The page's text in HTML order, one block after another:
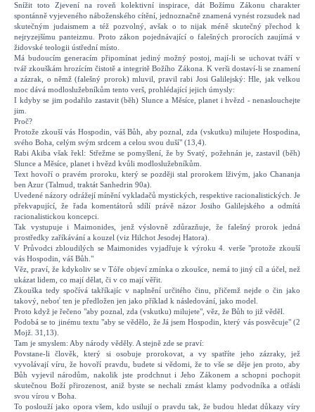
Snížit toto Zjevení na roveň kolektivní inspirace, dát Božímu Zákonu charakter
spontánně vyjeveného náboženského cítění, jednoznačně znamená vynést rozsudek nad
skutečným judaismem a též pozvolný, avšak o to nijak méně skutečný přechod k
nejryzejšímu panteizmu. Proto zákon pojednávající o falešných prorocích zaujímá v
židovské teologii ústřední místo.
Má budoucím generacím připomínat jediný možný postoj, mají-li se uchovat tváří v
tvář zkouškám hrozícím čistotě a integritě Božího Zákona. K verši dostaví-li se znamení
a zázrak, o němž (falešný prorok) mluvil, pravil rabi Josi Galilejský: Hle, jak velkou
moc dává modloslužebníkům tento verš, prohlédající jejich úmysly:
I kdyby se jim podařilo zastavit (běh) Slunce a Měsíce, planet i hvězd - nenaslouchejte
jim.
Proč?
Protože zkouší vás Hospodin, váš Bůh, aby poznal, zda (vskutku) milujete Hospodina,
svého Boha, celým svým srdcem a celou svou duší" (13,4).
Rabi Akiba však řekl: Střežme se pomyšlení, že by Svatý, požehnán je, zastavil (běh)
Slunce a Měsíce, planet i hvězd kvůli modloslužebníkům.
Text hovoří o pravém proroku, který se později stal prorokem lživým, jako Chananja
ben Azur (Talmud, traktát Sanhedrin 90a).
Uvedené názory odrážejí mínění vykladačů mystických, respektive racionalistických. Je
překvapující, že řada komentátorů sdílí právě názor Josiho Galilejského a odmítá
racionalistickou koncepci.
Tak vystupuje i Maimonides, jenž výslovně zdůrazňuje, že falešný prorok jedná
prostředky zaříkávání a kouzel (viz Hilchot Jesodej Hatora).
V Průvodci zbloudilých se Maimonides vyjadřuje k výroku 4. verše "protože zkouší
vás Hospodin, váš Bůh."
Věz, praví, že kdykoliv se v Tóře objeví zmínka o zkoušce, nemá to jiný cíl a účel, než
ukázat lidem, co mají dělat, či v co mají věřit.
Zkouška tedy spočívá takříkajíc v naplnění určitého činu, přičemž nejde o čin jako
takový, neboť ten je předložen jen jako příklad k následování, jako model.
Proto když je řečeno "aby poznal, zda (vskutku) milujete", věz, že Bůh to již věděl.
Podobá se to jinému textu "aby se vědělo, že Já jsem Hospodin, který vás posvěcuje" (2
Mojž. 31,13).
Tam je smyslem: Aby národy věděly. A stejně zde se praví:
Povstane-li člověk, který si osobuje prorokovat, a vy spatříte jeho zázraky, jež
vyvolávají víru, že hovoří pravdu, budete si vědomi, že to vše se děje jen proto, aby
Bůh vyjevil národům, nakolik jste prodchnut i Jeho Zákonem a schopni pochopit
skutečnou Boží přirozenost, aniž byste se nechali zmást klamy podvodníka a otřásli
svou vírou v Boha.
To poslouží jako opora všem, kdo usilují o pravdu tak, že budou hledat důkazy víry